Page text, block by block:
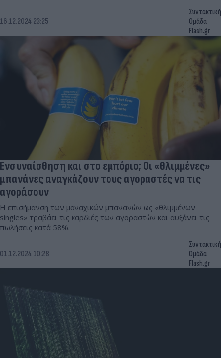
16.12.2024 23:25
Συντακτική
Ομάδα
Flash.gr
Ενσυναίσθηση και στο εμπόριο; Οι «θλιμμένες»
μπανάνες αναγκάζουν τους αγοραστές να τις
αγοράσουν
Η επισήμανση των μοναχικών μπανανών ως «θλιμμένων
singles» τραβάει τις καρδιές των αγοραστών και αυξάνει τις
πωλήσεις κατά 58%.
01.12.2024 10:28
Συντακτική
Ομάδα
Flash.gr